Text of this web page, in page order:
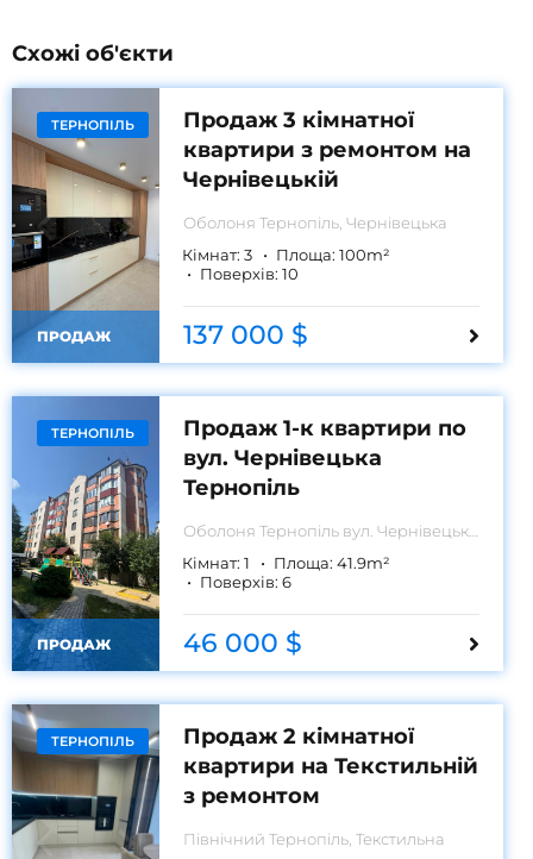
Схожі об'єкти
ТЕРНОПІЛЬ
ПРОДАЖ
Продаж 3 кімнатної
квартири з ремонтом на
Чернівецькій
Оболоня Тернопіль, Чернівецька
Кімнат: 3 Площа: 100m²
Поверхів: 10
137 000 $
ТЕРНОПІЛЬ
ПРОДАЖ
Продаж 1-к квартири по
вул. Чернівецька
Тернопіль
Оболоня Тернопіль вул. Чернівецька
Кімнат: 1 Площа: 41.9m²
Поверхів: 6
46 000 $
ТЕРНОПІЛЬ
Продаж 2 кімнатної
квартири на Текстильній
з ремонтом
Північний Тернопіль, Текстильна